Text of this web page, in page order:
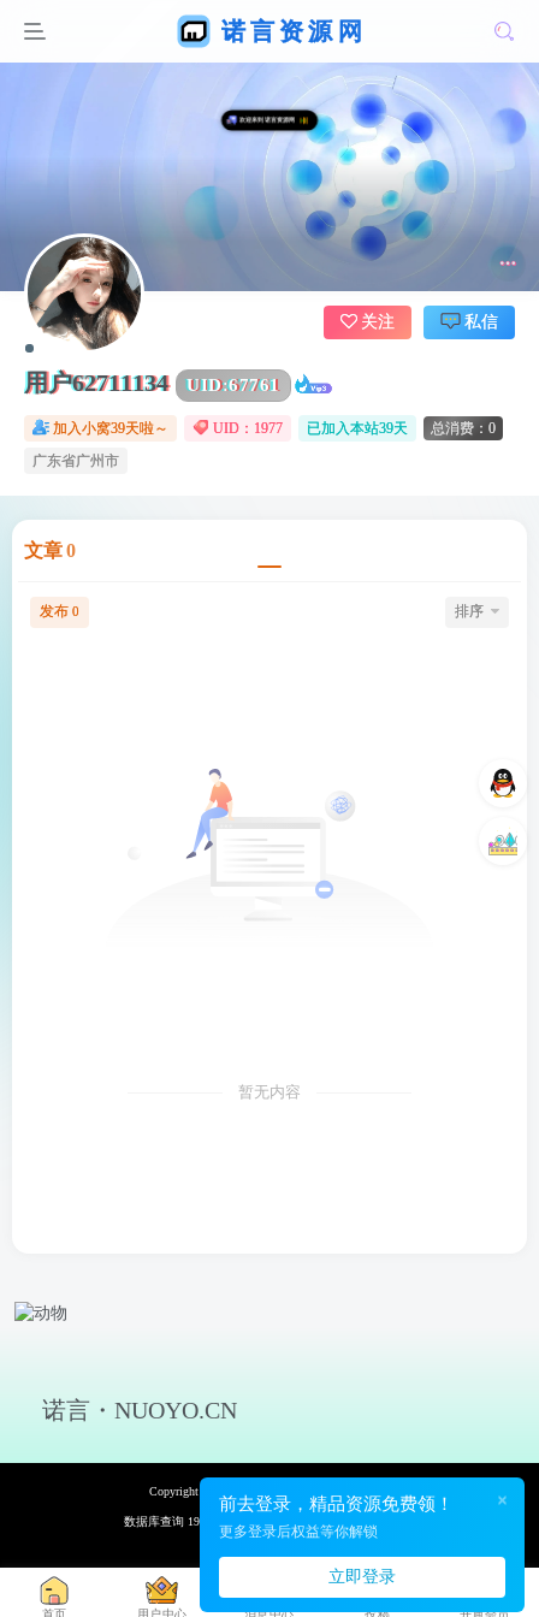
用户62711134 UID:67761
加入小窝39天啦～ UID：1977 已加入本站39天
总消费：0
广东省广州市
关注 私信
文章0
发布 0 排序
暂无内容
×
前去登录，精品资源免费领！
更多登录后权益等你解锁
立即登录
诺言・NUOYO.CN
Copyright © 2026 诺言资源网 保留资源解释权
数据库查询 19次 页面加载耗时 0.116 秒
首页 用户中心 消息中心 投稿 开通会员